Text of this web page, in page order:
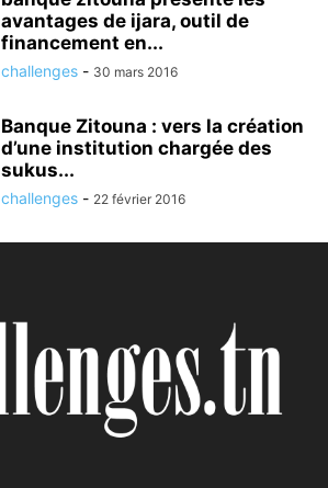
avantages de ijara, outil de
financement en...
challenges - 30 mars 2016
Banque Zitouna : vers la création
d’une institution chargée des
sukus...
challenges - 22 février 2016